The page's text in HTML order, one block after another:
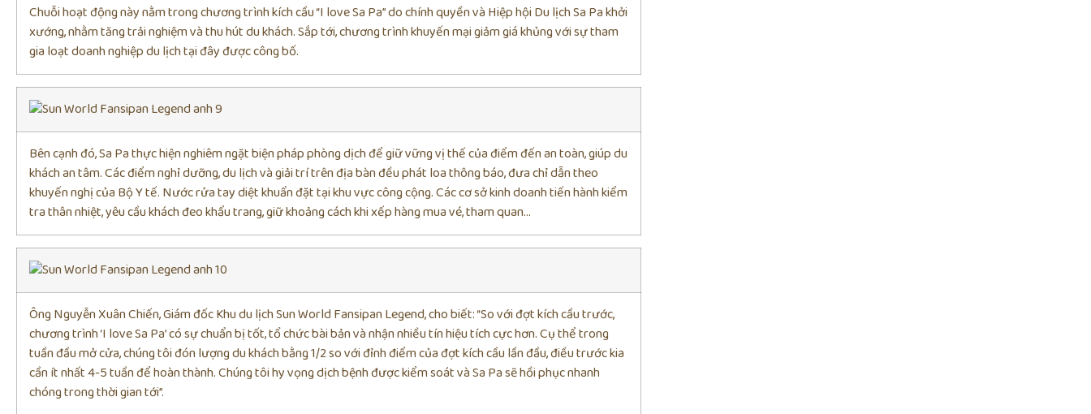
Chuỗi hoạt động này nằm trong chương trình kích cầu “I love Sa Pa” do chính quyền và Hiệp hội Du lịch Sa Pa khởi
xướng, nhằm tăng trải nghiệm và thu hút du khách. Sắp tới, chương trình khuyến mại giảm giá khủng với sự tham
gia loạt doanh nghiệp du lịch tại đây được công bố.
Bên cạnh đó, Sa Pa thực hiện nghiêm ngặt biện pháp phòng dịch để giữ vững vị thế của điểm đến an toàn, giúp du
khách an tâm. Các điểm nghỉ dưỡng, du lịch và giải trí trên địa bàn đều phát loa thông báo, đưa chỉ dẫn theo
khuyến nghị của Bộ Y tế. Nước rửa tay diệt khuẩn đặt tại khu vực công cộng. Các cơ sở kinh doanh tiến hành kiểm
tra thân nhiệt, yêu cầu khách đeo khẩu trang, giữ khoảng cách khi xếp hàng mua vé, tham quan…
Ông Nguyễn Xuân Chiến, Giám đốc Khu du lịch Sun World Fansipan Legend, cho biết: “So với đợt kích cầu trước,
chương trình ‘I love Sa Pa’ có sự chuẩn bị tốt, tổ chức bài bản và nhận nhiều tín hiệu tích cực hơn. Cụ thể trong
tuần đầu mở cửa, chúng tôi đón lượng du khách bằng 1/2 so với đỉnh điểm của đợt kích cầu lần đầu, điều trước kia
cần ít nhất 4-5 tuần để hoàn thành. Chúng tôi hy vọng dịch bệnh được kiểm soát và Sa Pa sẽ hồi phục nhanh
chóng trong thời gian tới”.